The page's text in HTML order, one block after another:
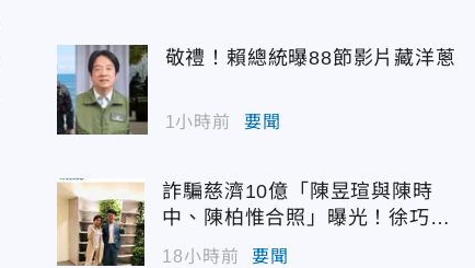
敬禮！賴總統曝88節影片藏洋蔥
1小時前 要聞
詐騙慈濟10億「陳昱瑄與陳時
中、陳柏惟合照」曝光！徐巧芯
震撼出手
18小時前 要聞